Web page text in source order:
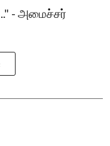
- அமைச்சர்